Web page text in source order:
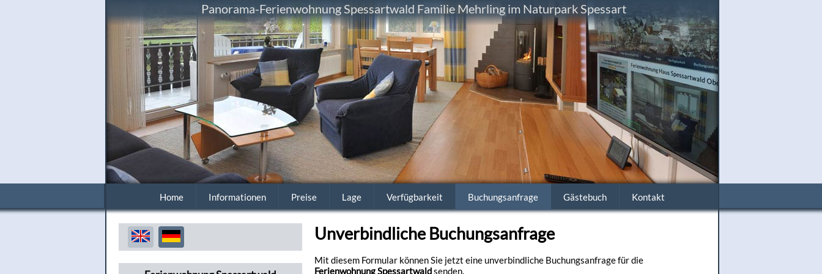
Panorama-Ferienwohnung Spessartwald Familie Mehrling im Naturpark Spessart
Home Informationen Preise Lage Verfügbarkeit Buchungsanfrage Gästebuch Kontakt
Unverbindliche Buchungsanfrage
Mit diesem Formular können Sie jetzt eine unverbindliche Buchungsanfrage für die
Ferienwohnung Spessartwaldsenden.